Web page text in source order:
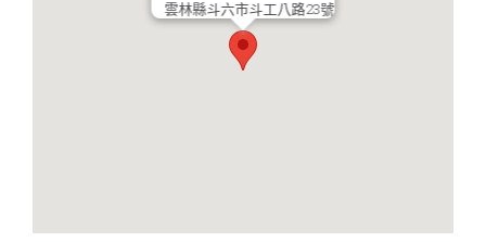
雲林縣斗六市斗工八路23號